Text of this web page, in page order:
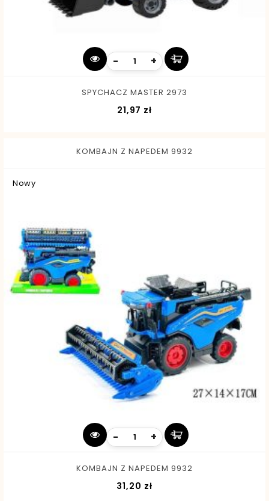
- +
SPYCHACZ MASTER 2973
21,97 zł
KOMBAJN Z NAPEDEM 9932
Nowy
- +
KOMBAJN Z NAPEDEM 9932
31,20 złCena